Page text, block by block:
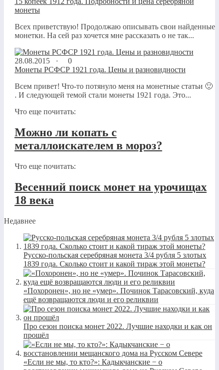
монеты
Всех приветствую! Продолжаю описывать свои найденные
монетки. На сей раз хочется мне рассказать о не так...
28.08.2015 ·
0
Монеты РСФСР 1921 года. Цены и разновидности
Всем привет! Что-то потянуло меня на монетные статьи 🙂
. И следующей темой стали монеты 1921 года. Это...
Что еще почитать:
Можно ли копать с
металлоискателем в мороз?
Что еще почитать:
Весенний поиск монет на урочищах
18 века
Недавнее
Русско-польская серебряная монета 3/4 рубля 5 злотых
1839 года. Сколько стоит и какой тираж этой монеты?
«Похоронен», но не «умер». Починок Тарасовский, куда
ещё возвращаются люди и его реликвии
Про сезон поиска монет 2022. Лучшие находки и как он
прошёл
«Если не мы, то кто?»: Кадыкчанские − о